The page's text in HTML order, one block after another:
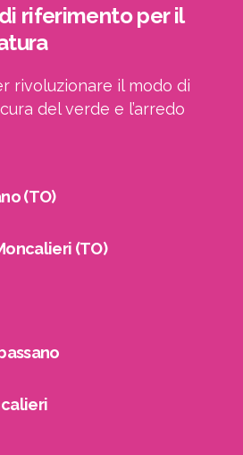
riferimento per il
rivoluzionare il modo di
del verde e l’arredo
(TO)
(TO)